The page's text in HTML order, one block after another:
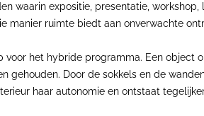
waarin expositie, presentatie,
manier ruimte biedt aan onverwachte
het hybride programma. Een object
Door de sokkels en de
haar autonomie en ontstaat